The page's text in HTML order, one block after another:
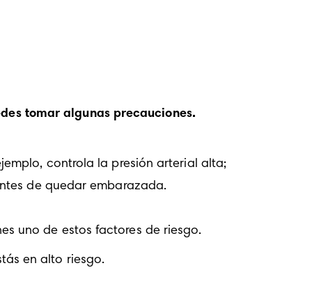
tomar algunas precauciones.
controla la presión arterial alta;
de quedar embarazada.
en alto riesgo.